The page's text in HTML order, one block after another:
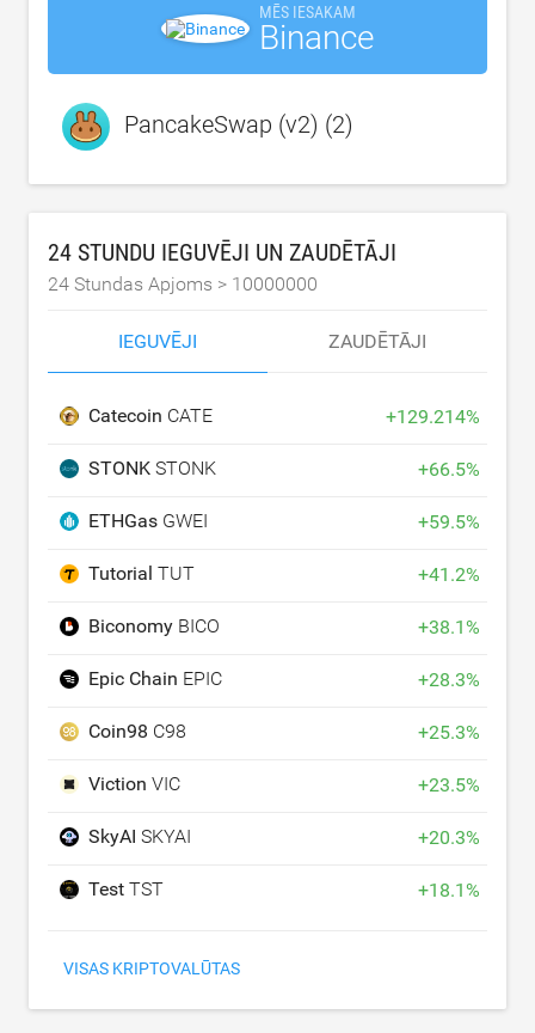
MĒS IESAKAM
Binance
PancakeSwap (v2) (2)
24 STUNDU IEGUVĒJI UN ZAUDĒTĀJI
24 Stundas Apjoms > 10000000
IEGUVĒJI ZAUDĒTĀJI
Catecoin CATE +129.214%
STONK STONK +66.5%
ETHGas GWEI +59.5%
Tutorial TUT +41.2%
Biconomy BICO +38.1%
Epic Chain EPIC +28.3%
Coin98 C98 +25.3%
Viction VIC +23.5%
SkyAI SKYAI +20.3%
Test TST +18.1%
VISAS KRIPTOVALŪTAS